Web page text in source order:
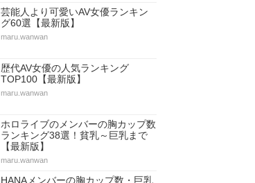
芸能人より可愛いAV女優ランキン
グ60選【最新版】
maru.wanwan
歴代AV女優の人気ランキング
TOP100【最新版】
maru.wanwan
ホロライブのメンバーの胸カップ数
ランキング38選！貧乳～巨乳まで
【最新版】
maru.wanwan
HANAメンバーの胸カップ数・巨乳